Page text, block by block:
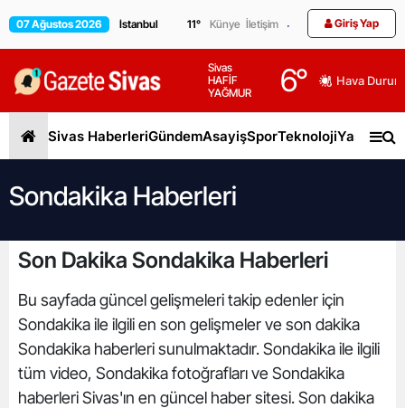
07 Ağustos 2026 11° Künye İletişim Giriş Yap
Sivas
HAFİF
YAĞMUR
6° Hava
Sivas HaberleriGündemAsayişSporTeknolojiYaşam
Sondakika Haberleri
Son Dakika Sondakika Haberleri
Bu sayfada güncel gelişmeleri takip edenler için
Sondakika ile ilgili en son gelişmeler ve son dakika
Sondakika haberleri sunulmaktadır. Sondakika ile ilgili
tüm video, Sondakika fotoğrafları ve Sondakika
haberleri Sivas'ın en güncel haber sitesi. Son dakika